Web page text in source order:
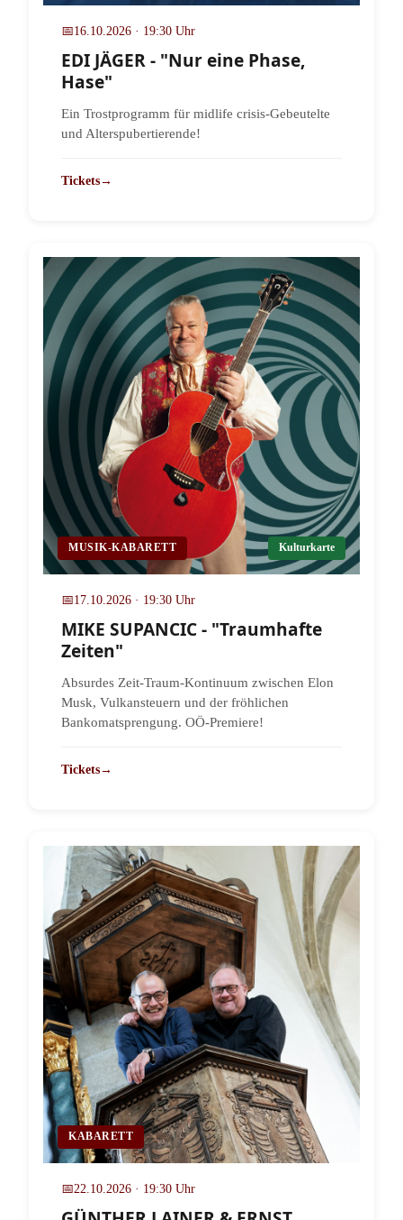
📅16.10.2026 · 19:30 Uhr
EDI JÄGER - "Nur eine Phase,
Hase"
Ein Trostprogramm für midlife crisis-Gebeutelte
und Alterspubertierende!
Tickets→
MUSIK-KABARETT Kulturkarte
📅17.10.2026 · 19:30 Uhr
MIKE SUPANCIC - "Traumhafte
Zeiten"
Absurdes Zeit-Traum-Kontinuum zwischen Elon
Musk, Vulkansteuern und der fröhlichen
Bankomatsprengung. OÖ-Premiere!
Tickets→
KABARETT
📅22.10.2026 · 19:30 Uhr